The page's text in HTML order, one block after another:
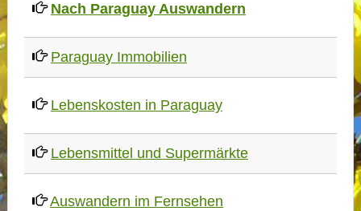
Nach Paraguay Auswandern
Paraguay Immobilien
Lebenskosten in Paraguay
Lebensmittel und Supermärkte
Auswandern im Fernsehen